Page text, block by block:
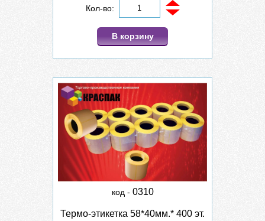
Кол-во:
В корзину
код - 0310
Термо-этикетка 58*40мм.* 400 эт.